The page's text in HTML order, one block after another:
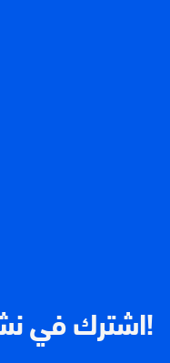
اشترك في نشرتنا الإخبارية!